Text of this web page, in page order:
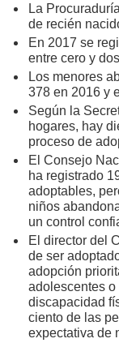
La
de recién
En 2017 se
entre cero y
Los menores
378 en 2016 y
Según la
hogares, hay
proceso de
El Consejo
ha registrado
adoptables,
niños
un control
El director del
de ser
adopción
adolescentes o
discapacidad
ciento de las
expectativa de